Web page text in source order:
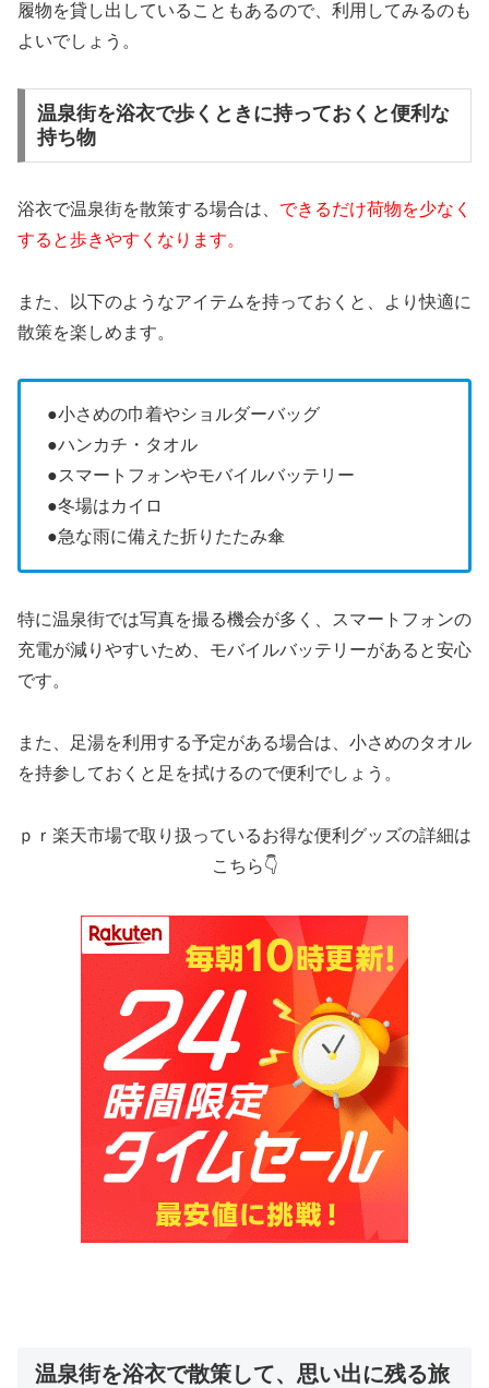
履物を貸し出していることもあるので、利用してみるのも
よいでしょう。
温泉街を浴衣で歩くときに持っておくと便利な
持ち物
浴衣で温泉街を散策する場合は、 できるだけ荷物を少なく
すると歩きやすくなります。
また、以下のようなアイテムを持っておくと、より快適に
散策を楽しめます。
●小さめの巾着やショルダーバッグ
●ハンカチ・タオル
●スマートフォンやモバイルバッテリー
●冬場はカイロ
●急な雨に備えた折りたたみ傘
特に温泉街では写真を撮る機会が多く、スマートフォンの
充電が減りやすいため、モバイルバッテリーがあると安心
です。
また、足湯を利用する予定がある場合は、小さめのタオル
を持参しておくと足を拭けるので便利でしょう。
ｐｒ楽天市場で取り扱っているお得な便利グッズの詳細は
こちら👇
温泉街を浴衣で散策して、思い出に残る旅